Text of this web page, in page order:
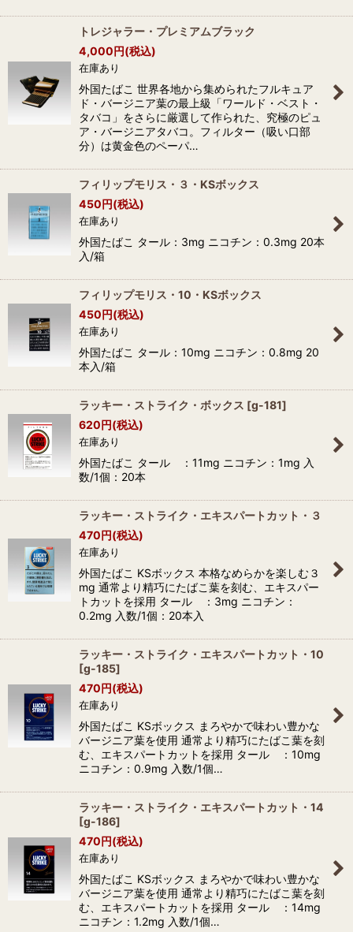
トレジャラー・プレミアムブラック
4,000円(税込)
在庫あり
外国たばこ 世界各地から集められたフルキュア
ド・バージニア葉の最上級「ワールド・ベスト・
タバコ」をさらに厳選して作られた、究極のピュ
ア・バージニアタバコ。フィルター（吸い口部
分）は黄金色のペーパ…
フィリップモリス・３・KSボックス
450円(税込)
在庫あり
外国たばこ タール：3mg ニコチン：0.3mg 20本
入/箱
フィリップモリス・10・KSボックス
450円(税込)
在庫あり
外国たばこ タール：10mg ニコチン：0.8mg 20
本入/箱
ラッキー・ストライク・ボックス [g-181]
620円(税込)
在庫あり
外国たばこ タール ：11mg ニコチン：1mg 入
数/1個：20本
ラッキー・ストライク・エキスパートカット・３
470円(税込)
在庫あり
外国たばこ KSボックス 本格なめらかを楽しむ３
mg 通常より精巧にたばこ葉を刻む、エキスパー
トカットを採用 タール ：3mg ニコチン：
0.2mg 入数/1個：20本入
ラッキー・ストライク・エキスパートカット・10
[g-185]
470円(税込)
在庫あり
外国たばこ KSボックス まろやかで味わい豊かな
バージニア葉を使用 通常より精巧にたばこ葉を刻
む、エキスパートカットを採用 タール ：10mg
ニコチン：0.9mg 入数/1個…
ラッキー・ストライク・エキスパートカット・14
[g-186]
470円(税込)
在庫あり
外国たばこ KSボックス まろやかで味わい豊かな
バージニア葉を使用 通常より精巧にたばこ葉を刻
む、エキスパートカットを採用 タール ：14mg
ニコチン：1.2mg 入数/1個…